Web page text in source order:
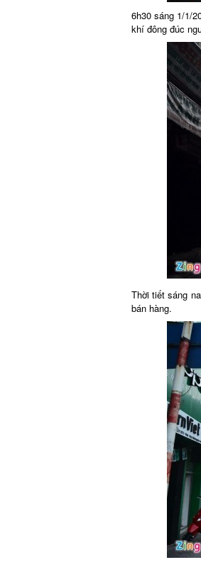
6h30 sáng 1/1/
khí đông đúc
Thời tiết sáng
bán hàng.